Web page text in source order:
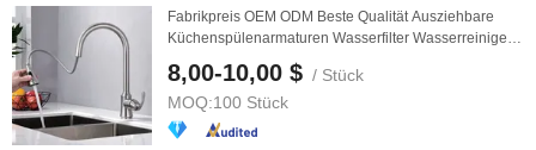
Fabrikpreis OEM ODM Beste Qualität Ausziehbare
Küchenspülenarmaturen Wasserfilter Wasserreiniger
8,00-10,00 $ / Stück
MOQ:100 Stück